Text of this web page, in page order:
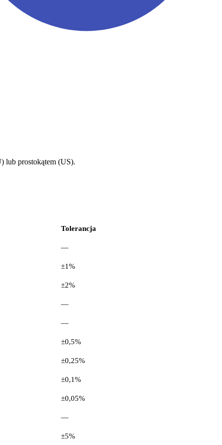
lub prostokątem (US).
Tolerancja
—
±1%
±2%
—
—
±0,5%
±0,25%
±0,1%
±0,05%
—
±5%